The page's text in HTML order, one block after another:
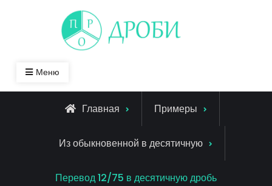
Меню
Главная Примеры
Из обыкновенной в десятичную
Перевод 12/75 в десятичную дробь